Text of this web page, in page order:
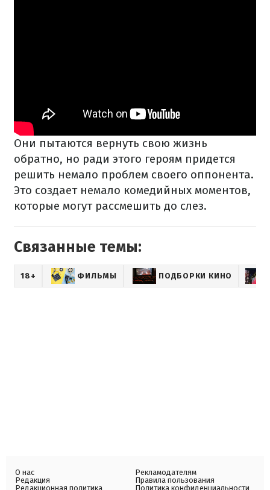
Они пытаются вернуть свою жизнь
обратно, но ради этого героям придется
решить немало проблем своего оппонента.
Это создает немало комедийных моментов,
которые могут рассмешить до слез.
Связанные темы:
18+ ФИЛЬМЫ ПОДБОРКИ КИНО
О нас
Редакция
Редакционная политика
Рекламодателям
Правила пользования
Политика конфиденциальности